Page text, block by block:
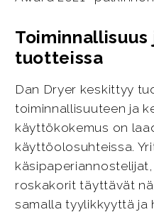
Toiminnallisuus
tuotteissa
Dan Dryer keskittyy
toiminnallisuuteen ja
käyttökokemus on
käyttöolosuhteissa.
roskakorit täyttävät
samalla tyylikkyyttä